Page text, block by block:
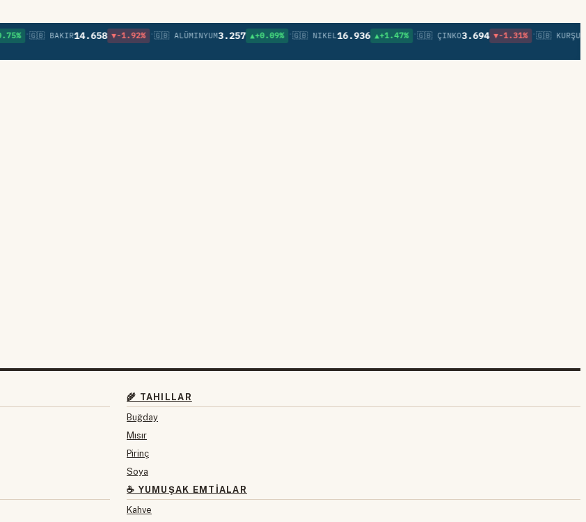
•🇬🇧 BAKIR14.658 ▼-1.92% •🇬🇧 ALÜMINYUM3.257 ▲+0.09% •🇬🇧 NIKEL16.936 ▲+1.47% •🇬🇧 ÇINKO3.694 ▼-1.31% •🇬🇧 KURŞUN0,85
🌾 TAHILLAR
Buğday
Mısır
Pirinç
Soya
☕ YUMUŞAK EMTIALAR
Kahve